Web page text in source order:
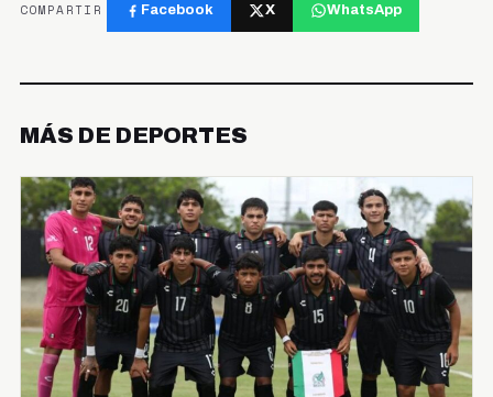
COMPARTIR Facebook X WhatsApp
MÁS DE DEPORTES